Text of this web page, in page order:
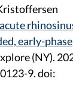
early-phase
(NY).
9. doi: